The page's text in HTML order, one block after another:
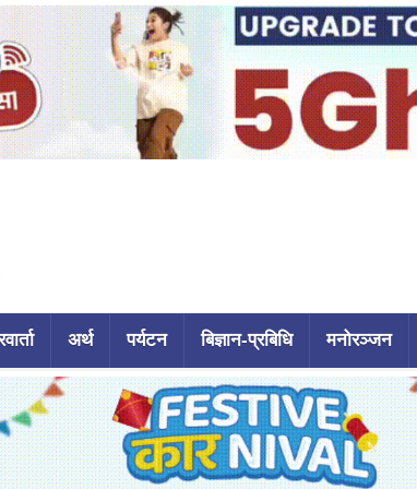
अर्थ पर्यटन बिज्ञान-प्रबिधि मनोरञ्जन